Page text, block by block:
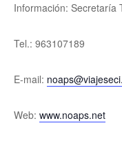
Información: Secretaría
Tel.: 963107189
E-mail:
Web: www.noaps.net